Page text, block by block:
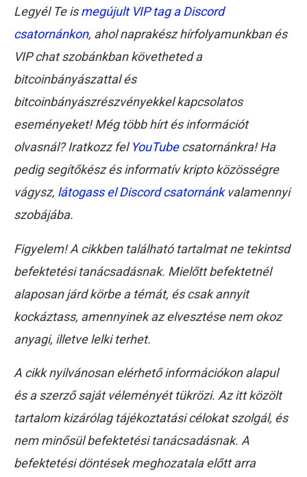
Legyél Te ismegújult VIP tag a Discord
csatornánkon, ahol naprakész hírfolyamunkban és
VIP chat szobánkban követheted a
bitcoinbányászattal és
bitcoinbányászrészvényekkel kapcsolatos
eseményeket! Még több hírt és információt
olvasnál? Iratkozz felYouTubecsatornánkra! Ha
pedig segítőkész és informatív kripto közösségre
vágysz, látogass el Discord csatornánkvalamennyi
szobájába.
Figyelem! A cikkben található tartalmat ne tekintsd
befektetési tanácsadásnak. Mielőtt befektetnél
alaposan járd körbe a témát, és csak annyit
kockáztass, amennyinek az elvesztése nem okoz
anyagi, illetve lelki terhet.
A cikk nyilvánosan elérhető információkon alapul
és a szerző saját véleményét tükrözi. Az itt közölt
tartalom kizárólag tájékoztatási célokat szolgál, és
nem minősül befektetési tanácsadásnak. A
befektetési döntések meghozatala előtt arra